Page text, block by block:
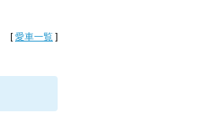
[愛車一覧 ]